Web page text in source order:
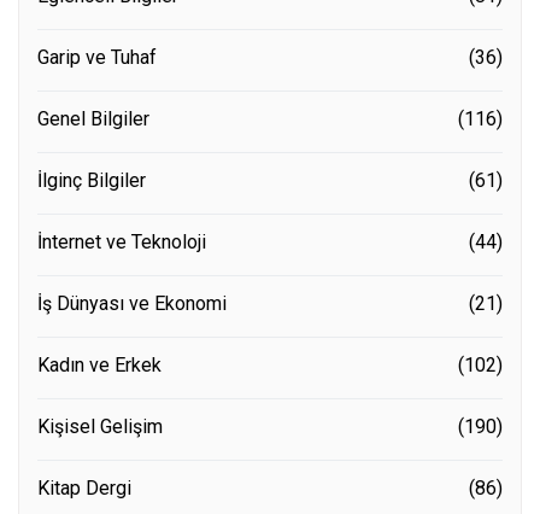
Garip ve Tuhaf (36)
Genel Bilgiler (116)
İlginç Bilgiler (61)
İnternet ve Teknoloji (44)
İş Dünyası ve Ekonomi (21)
Kadın ve Erkek (102)
Kişisel Gelişim (190)
Kitap Dergi (86)